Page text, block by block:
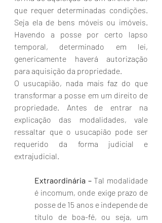
que requer determinadas condições.
Seja ela de bens móveis ou imóveis.
Havendo a posse por certo lapso
temporal, determinado em lei,
genericamente haverá autorização
para aquisição da propriedade.
O usucapião, nada mais faz do que
transformar a posse em um direito de
propriedade. Antes de entrar na
explicação das modalidades, vale
ressaltar que o usucapião pode ser
requerido da forma judicial e
extrajudicial.
Extraordinária – Tal modalidade
é incomum, onde exige prazo de
posse de 15 anos e independe de
título de boa-fé, ou seja, um